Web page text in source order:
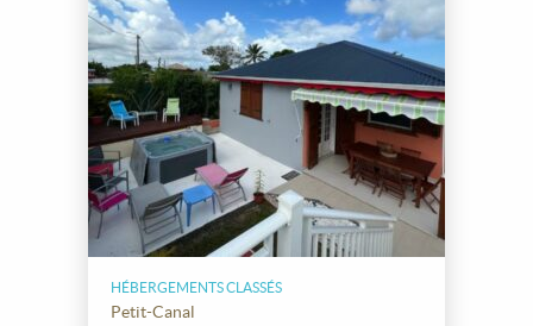
HÉBERGEMENTS CLASSÉS
Petit-Canal